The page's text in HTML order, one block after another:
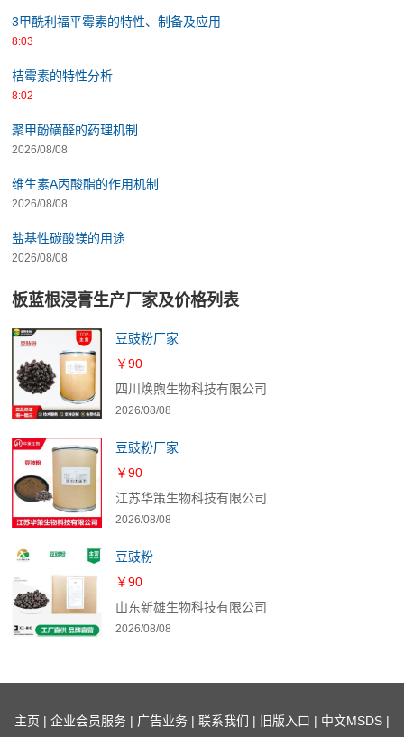
3甲酰利福平霉素的特性、制备及应用
8:03
桔霉素的特性分析
8:02
聚甲酚磺醛的药理机制
2026/08/08
维生素A丙酸酯的作用机制
2026/08/08
盐基性碳酸镁的用途
2026/08/08
板蓝根浸膏生产厂家及价格列表
豆豉粉厂家
￥90
四川焕煦生物科技有限公司
2026/08/08
豆豉粉厂家
￥90
江苏华策生物科技有限公司
2026/08/08
豆豉粉
￥90
山东新雄生物科技有限公司
2026/08/08
主页 | 企业会员服务| 广告业务| 联系我们 | 旧版入口 | 中文MSDS|